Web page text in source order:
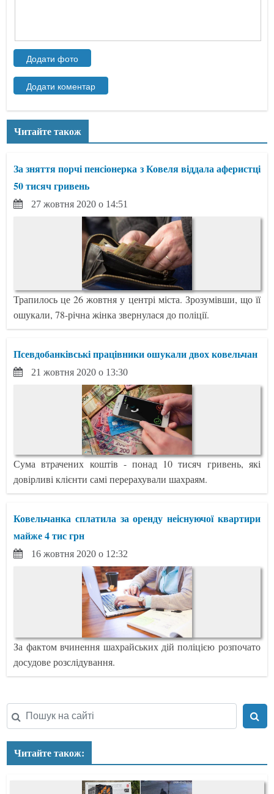
Читайте також
За зняття порчі пенсіонерка з Ковеля віддала аферистці
50 тисяч гривень
27 жовтня 2020 о 14:51
Трапилось це 26 жовтня у центрі міста. Зрозумівши, що її
ошукали, 78-річна жінка звернулася до поліції.
Псевдобанківські працівники ошукали двох ковельчан
21 жовтня 2020 о 13:30
Сума втрачених коштів - понад 10 тисяч гривень, які
довірливі клієнти самі перерахували шахраям.
Ковельчанка сплатила за оренду неіснуючої квартири
майже 4 тис грн
16 жовтня 2020 о 12:32
За фактом вчинення шахрайських дій поліцією розпочато
досудове розслідування.
Читайте також: